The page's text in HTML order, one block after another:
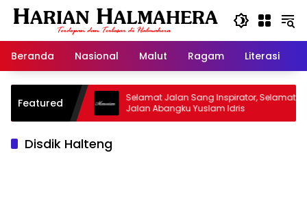
Langsung
Beranda
Nasional Malut Ragam Literasi
Featured
Warisan
Selamat Jalan Sang Inspirator, Selamat
Jalan Abangku Yuslam Idris
Disdik Halteng